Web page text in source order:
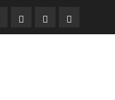
Pendidikan
Box
Redaksi
Iklan